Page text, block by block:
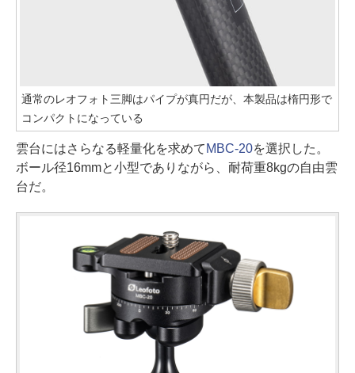
通常のレオフォト三脚はパイプが真円だが、本製品は楕円形で
コンパクトになっている
雲台にはさらなる軽量化を求めて MBC-20を選択した。
ボール径16mmと小型でありながら、耐荷重8kgの自由雲
台だ。